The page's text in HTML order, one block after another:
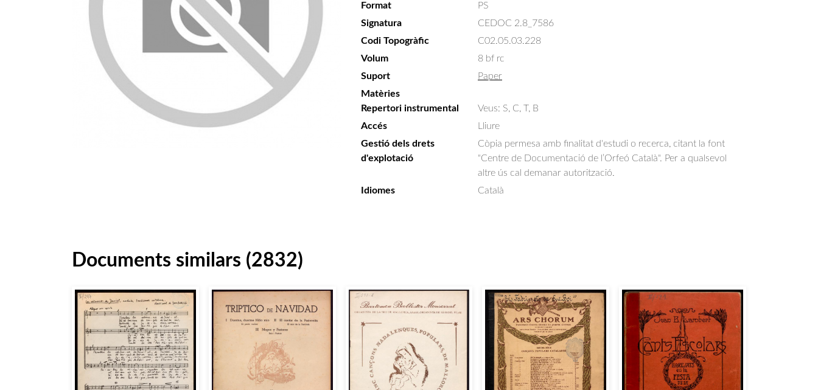
Format
PS
Signatura
CEDOC 2.8_7586
Codi Topogràfic
C02.05.03.228
Volum
8 bf rc
Suport
Paper
Matèries
Repertori instrumental
Veus: S, C, T, B
Accés
Lliure
Gestió dels drets
d'explotació
Còpia permesa amb finalitat d'estudi o recerca, citant la font
"Centre de Documentació de l’Orfeó Català". Per a qualsevol
altre ús cal demanar autorització.
Idiomes
Català
Documents similars (2832)